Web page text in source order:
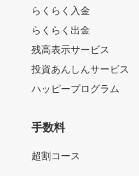
らくらく入金
らくらく出金
残高表示サービス
投資あんしんサービス
ハッピープログラム
手数料
超割コース